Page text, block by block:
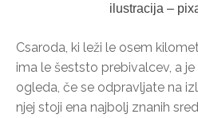
ilustracija –
Csaroda, ki leži le osem
ima le šeststo prebivalcev, a
ogleda, če se odpravljate na
njej stoji ena najbolj znanih